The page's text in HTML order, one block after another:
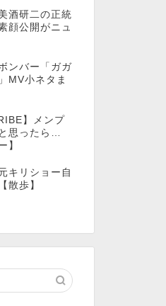
酒研二の正統
顔公開がニュ
ンバー「ガガ
MV小ネタま
】メンプ
思ったら…
】
キリショー自
散歩】